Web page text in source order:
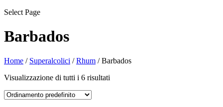
Select Page
Barbados
Home / Superalcolici /Rhum / Barbados
Visualizzazione di tutti i 6 risultati